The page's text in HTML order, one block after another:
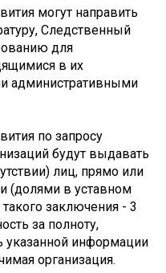
могут направить
Следственный
для
в их
административными
по запросу
будут выдавать
лиц, прямо или
(долями в уставном
заключения - 3
за полноту,
указанной информации
организация.